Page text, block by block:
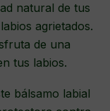
natural de tus
agrietados.
de una
tus labios.
bálsamo labial